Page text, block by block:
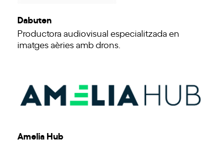
Dabuten
Productora audiovisual especialitzada en
imatges aèries amb drons.
Amelia Hub